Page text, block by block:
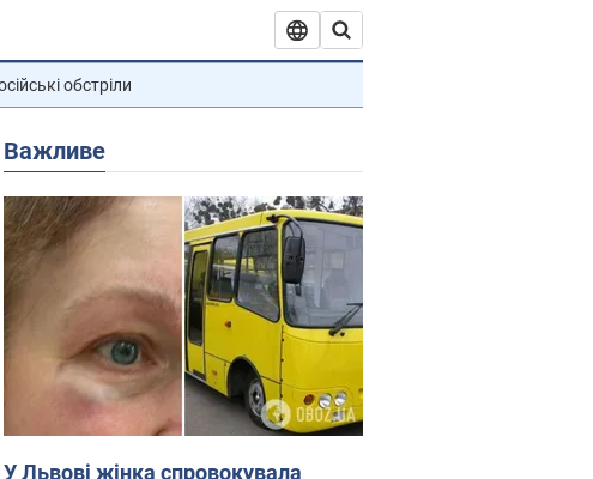
обстріли
Важливе
У Львові жінка спровокувала